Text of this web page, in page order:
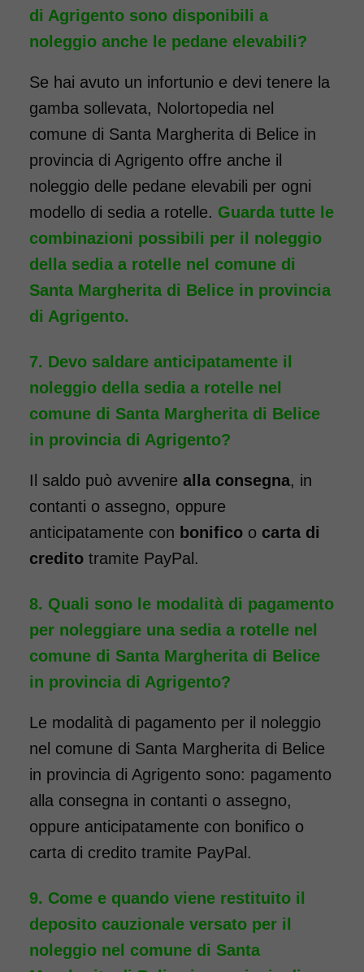
Noleggio sedia a rotelle ad
ingombro ridotto, ideale per il
stretti. La larghezza totale della
carrozzina è, infatti, di soli 50
cm. La sedia a rotelle può
essere dotata di pedane
necessità, a seguito di un
intervento, di tenere la gamba
sollevata. Il noleggio minimo è
di 7 giorni a partire da 96 euro.
tutta Italia, contattaci per
maggiori informazioni.
COSTO NOLEGGIO
da 96,00€
SCHEDA COMPLETA
Noleggio Carrozzina
pieghevole transito - Con
reggigambe - Seduta 46
cm
di Agrigento sono disponibili a
noleggio anche le pedane elevabili?
Se hai avuto un infortunio e devi tenere la
gamba sollevata, Nolortopedia nel
comune di Santa Margherita di Belice in
provincia di Agrigento offre anche il
noleggio delle pedane elevabili per ogni
modello di sedia a rotelle. Guarda tutte le
combinazioni possibili per il noleggio
della sedia a rotelle nel comune di
Santa Margherita di Belice in provincia
di Agrigento.
Devo saldare anticipatamente il
noleggio della sedia a rotelle nel
comune di Santa Margherita di Belice
in provincia di Agrigento?
Il saldo può avvenire alla consegna, in
contanti o assegno, oppure
anticipatamente con bonifico o carta di
credito tramite PayPal.
Quali sono le modalità di pagamento
per noleggiare una sedia a rotelle nel
comune di Santa Margherita di Belice
in provincia di Agrigento?
Le modalità di pagamento per il noleggio
nel comune di Santa Margherita di Belice
in provincia di Agrigento sono: pagamento
alla consegna in contanti o assegno,
oppure anticipatamente con bonifico o
carta di credito tramite PayPal.
Come e quando viene restituito il
deposito cauzionale versato per il
noleggio nel comune di Santa